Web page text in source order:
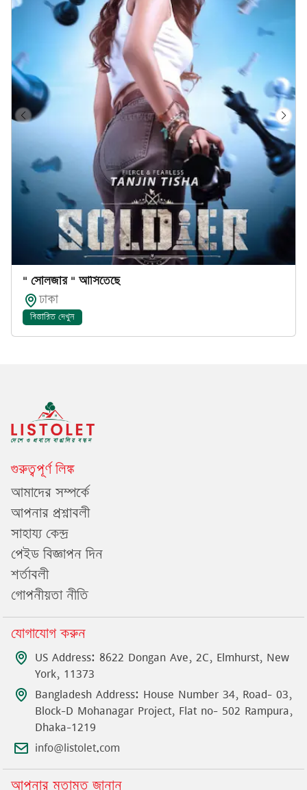
" সোলজার " আসিতেছে
ঢাকা
বিস্তারিত দেখুন
গুরুত্বপূর্ণ লিঙ্ক
আমাদের সম্পর্কে
আপনার প্রশ্নাবলী
সাহায্য কেন্দ্র
পেইড বিজ্ঞাপন দিন
শর্তাবলী
গোপনীয়তা নীতি
যোগাযোগ করুন
US Address: 8622 Dongan Ave, 2C, Elmhurst, New
York, 11373
Bangladesh Address: House Number 34, Road- 03,
Block-D Mohanagar Project, Flat no- 502 Rampura,
Dhaka-1219
info@listolet.com
আপনার মতামত জানান